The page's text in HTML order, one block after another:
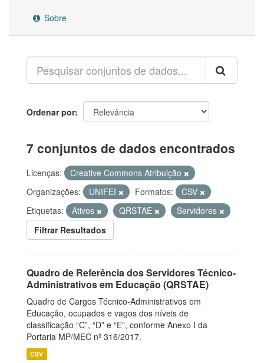
Sobre
Ordenar por
7 conjuntos de dados encontrados
Licenças:
Creative Commons Atribuição
Organizações:
UNIFEI Formatos:
CSV
Etiquetas:
Ativos QRSTAE
Servidores
Filtrar Resultados
Quadro de Referência dos Servidores Técnico-
Administrativos em Educação (QRSTAE)
Quadro de Cargos Técnico-Administrativos em
Educação, ocupados e vagos dos níveis de
classificação “C”, “D” e “E”, conforme Anexo I da
Portaria MP/MEC nº 316/2017.
CSV